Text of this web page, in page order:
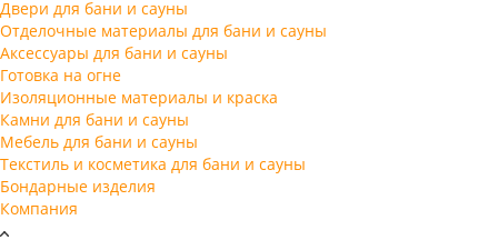
Двери для бани и сауны
Отделочные материалы для бани и сауны
Аксессуары для бани и сауны
Готовка на огне
Изоляционные материалы и краска
Камни для бани и сауны
Мебель для бани и сауны
Текстиль и косметика для бани и сауны
Бондарные изделия
Компания